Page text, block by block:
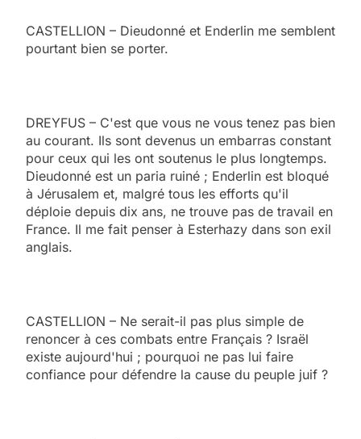
CASTELLION – Dieudonné et Enderlin me semblent
pourtant bien se porter.
DREYFUS – C'est que vous ne vous tenez pas bien
au courant. Ils sont devenus un embarras constant
pour ceux qui les ont soutenus le plus longtemps.
Dieudonné est un paria ruiné ; Enderlin est bloqué
à Jérusalem et, malgré tous les efforts qu'il
déploie depuis dix ans, ne trouve pas de travail en
France. Il me fait penser à Esterhazy dans son exil
anglais.
CASTELLION – Ne serait-il pas plus simple de
renoncer à ces combats entre Français ? Israël
existe aujourd'hui ; pourquoi ne pas lui faire
confiance pour défendre la cause du peuple juif ?